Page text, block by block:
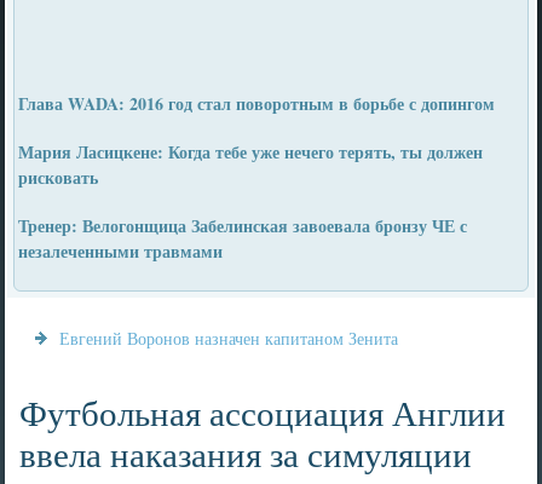
Глава WADA: 2016 год стал поворотным в борьбе с допингом
Мария Ласицкене: Когда тебе уже нечего терять, ты должен
рисковать
Тренер: Велогонщица Забелинская завоевала бронзу ЧЕ с
незалеченными травмами
Евгений Воронов назначен капитаном Зенита
Футбольная ассоциация Англии
ввела наказания за симуляции